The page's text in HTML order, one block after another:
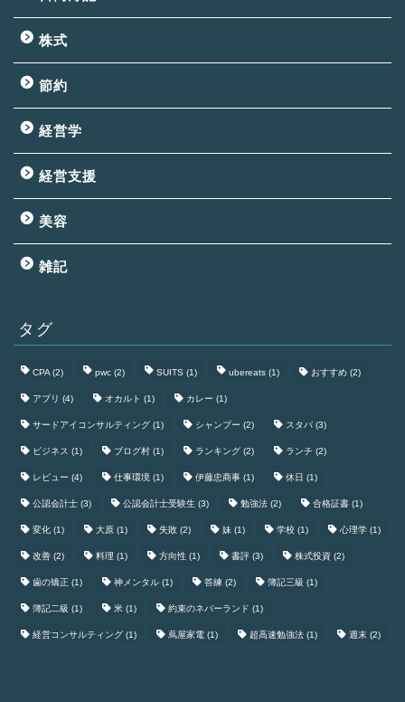
株式
節約
経営学
経営支援
美容
雑記
タグ
CPA(2) pwc (2) SUITS (1) ubereats (1) おすすめ (2)
アプリ (4) オカルト (1) カレー (1)
サードアイコンサルティング (1) シャンプー (2) スタバ (3)
ビジネス (1) ブログ村 (1) ランキング (2) ランチ (2)
レビュー (4) 仕事環境 (1) 伊藤忠商事 (1) 休日 (1)
公認会計士 (3) 公認会計士受験生 (3) 勉強法 (2) 合格証書 (1)
変化 (1) 大原 (1) 失敗 (2) 妹 (1) 学校 (1) 心理学 (1)
改善 (2) 料理 (1) 方向性 (1) 書評 (3) 株式投資 (2)
歯の矯正 (1) 神メンタル (1) 答練 (2) 簿記三級 (1)
簿記二級 (1) 米 (1) 約束のネバーランド (1)
経営コンサルティング (1) 蔦屋家電 (1) 超高速勉強法 (1) 週末 (2)